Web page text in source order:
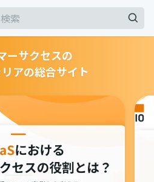
記事
ビス
スク管理のテクニックを紹介
ポート
取り組む注目企業一覧（2025年版）
ーサクセスの
アの総合サイト